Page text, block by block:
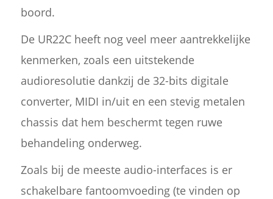
boord.
De UR22C heeft nog veel meer aantrekkelijke
kenmerken, zoals een uitstekende
audioresolutie dankzij de 32-bits digitale
converter, MIDI in/uit en een stevig metalen
chassis dat hem beschermt tegen ruwe
behandeling onderweg.
Zoals bij de meeste audio-interfaces is er
schakelbare fantoomvoeding (te vinden op